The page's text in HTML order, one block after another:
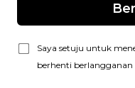
Saya setuju untuk
berhenti berlangganan